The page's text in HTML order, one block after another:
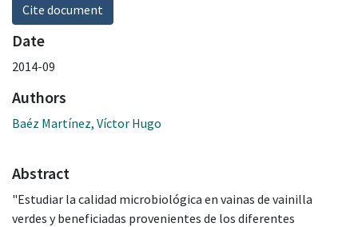
Cite document
Date
2014-09
Authors
Baéz Martínez, Víctor Hugo
Abstract
"Estudiar la calidad microbiológica en vainas de vainilla
verdes y beneficiadas provenientes de los diferentes